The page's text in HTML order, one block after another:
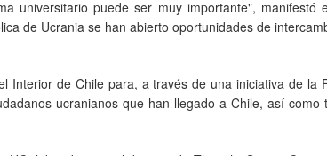
universitario puede ser muy importante", manifestó
de Ucrania se han abierto oportunidades de
Interior de Chile para, a través de una iniciativa de la
ucranianos que han llegado a Chile, así como